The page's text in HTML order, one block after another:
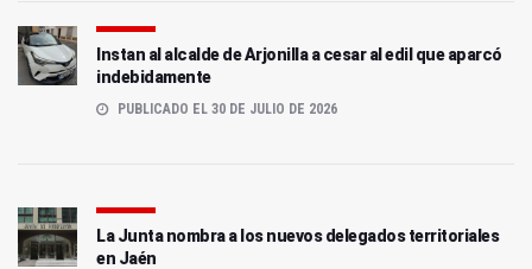
Instan al alcalde de Arjonilla a cesar al edil que aparcó
indebidamente
PUBLICADO EL 30 DE JULIO DE 2026
La Junta nombra a los nuevos delegados territoriales
en Jaén